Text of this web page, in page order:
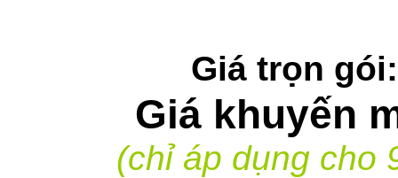
Giá trọn gói:
Giá khuyến
(chỉ áp dụng cho